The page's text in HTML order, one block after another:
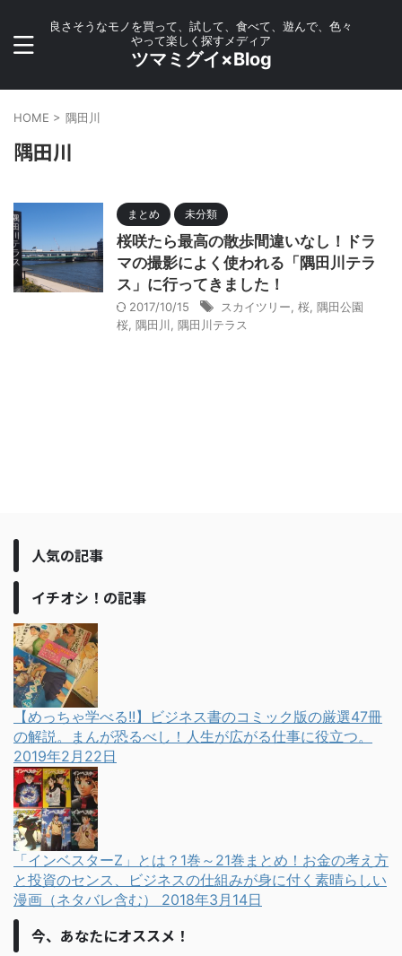
良さそうなモノを買って、試して、食べて、遊んで、色々
やって楽しく探すメディア
ツマミグイ×Blog
HOME > 隅田川
隅田川
まとめ 未分類
桜咲たら最高の散歩間違いなし！ドラ
マの撮影によく使われる「隅田川テラ
ス」に行ってきました！
2017/10/15 スカイツリー 桜 隅田公園
桜 隅田川 隅田川テラス
人気の記事
イチオシ！の記事
【めっちゃ学べる!!】ビジネス書のコミック版の厳選47冊
の解説。まんが恐るべし！人生が広がる仕事に役立つ。
2019年2月22日
「インベスターZ」とは？1巻～21巻まとめ！お金の考え方
と投資のセンス、ビジネスの仕組みが身に付く素晴らしい
漫画（ネタバレ含む） 2018年3月14日
今、あなたにオススメ！